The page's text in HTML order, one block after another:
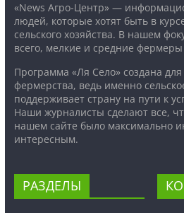
«News Агро-Центр» —
людей, которые хотят быть в
сельского хозяйства. В нашем
всего, мелкие и средние
Программа «Ля Село» создана
фермерства, ведь именно
поддерживает страну на пути к
Наши журналисты сделают все,
нашем сайте было максимально
интересным.
РАЗДЕЛЫ